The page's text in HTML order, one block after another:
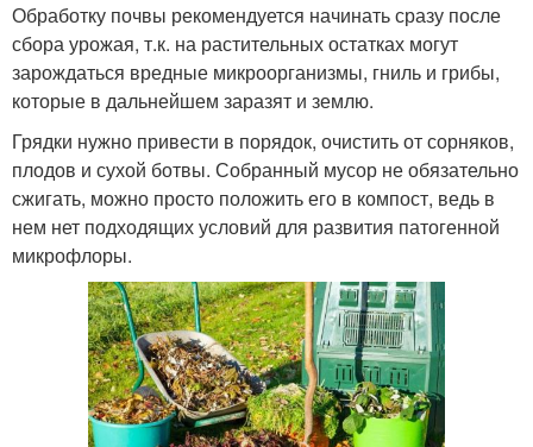
Обработку почвы рекомендуется начинать сразу после
сбора урожая, т.к. на растительных остатках могут
зарождаться вредные микроорганизмы, гниль и грибы,
которые в дальнейшем заразят и землю.
Грядки нужно привести в порядок, очистить от сорняков,
плодов и сухой ботвы. Собранный мусор не обязательно
сжигать, можно просто положить его в компост, ведь в
нем нет подходящих условий для развития патогенной
микрофлоры.